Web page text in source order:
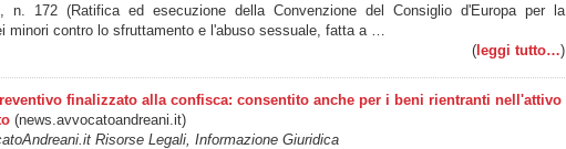
n. 172 (Ratifica ed esecuzione della Convenzione del Consiglio d'Europa per la
minori contro lo sfruttamento e l'abuso sessuale, fatta a …
( leggi tutto…)
finalizzato alla confisca: consentito anche per i beni rientranti nell'attivo
(news.avvocatoandreani.it)
Risorse Legali, Informazione Giuridica